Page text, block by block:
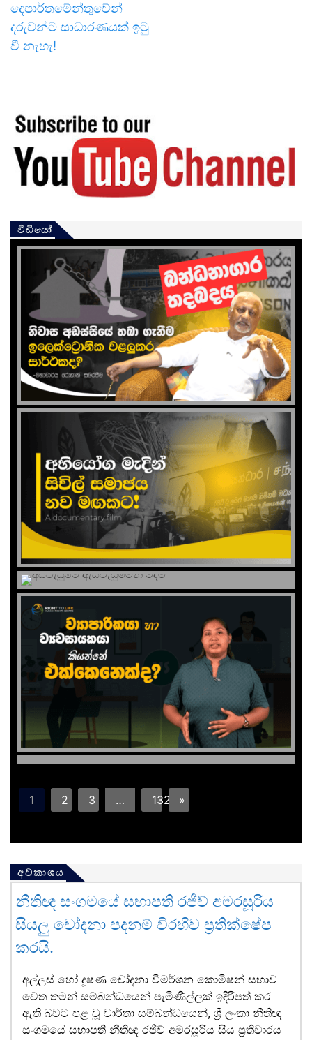
දෙපාර්තමේන්තුවේන්
දරුවන්ට සාධාරණයක් ඉටු
වී නැහැ!
වීඩියෝ
1 2 3 … 132 »
අවකාශය
නීතිඥ සංගමයේ සභාපති රජීව් අමරසූරිය
සියලු චෝදනා පදනම් විරහිව ප්‍රතික්ෂේප
කරයි.
අල්ලස් හෝ දූෂණ චෝදනා විමර්ශන කොමිෂන් සභාව
වෙත තමන් සම්බන්ධයෙන් පැමිණිල්ලක් ඉදිරිපත් කර
ඇති බවට පළ වූ වාර්තා සම්බන්ධයෙන්, ශ්‍රී ලංකා නීතිඥ
සංගමයේ සභාපති නීතිඥ රජීව් අමරසූරිය සිය ප්‍රතිචාරය